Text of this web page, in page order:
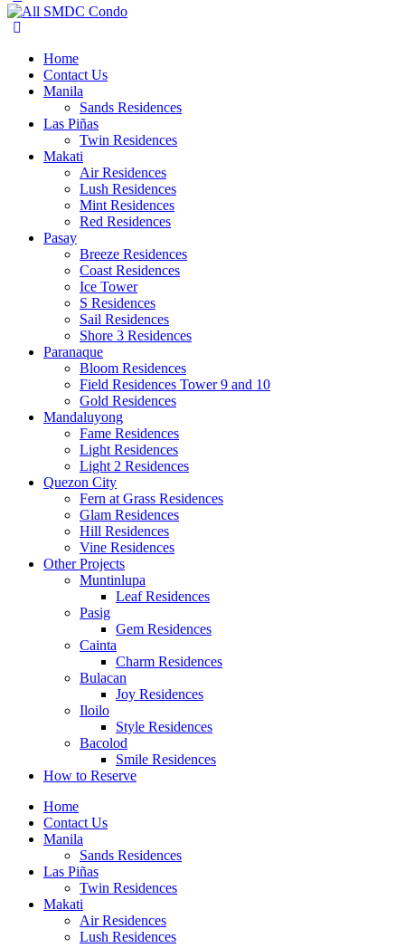
Home
Contact Us
Manila
Sands Residences
Las Piñas
Twin Residences
Makati
Air Residences
Lush Residences
Mint Residences
Red Residences
Pasay
Breeze Residences
Coast Residences
Ice Tower
S Residences
Sail Residences
Shore 3 Residences
Paranaque
Bloom Residences
Field Residences Tower 9 and 10
Gold Residences
Mandaluyong
Fame Residences
Light Residences
Light 2 Residences
Quezon City
Fern at Grass Residences
Glam Residences
Hill Residences
Vine Residences
Other Projects
Muntinlupa
Leaf Residences
Pasig
Gem Residences
Cainta
Charm Residences
Bulacan
Joy Residences
Iloilo
Style Residences
Bacolod
Smile Residences
How to Reserve
Home
Contact Us
Manila
Sands Residences
Las Piñas
Twin Residences
Makati
Air Residences
Lush Residences